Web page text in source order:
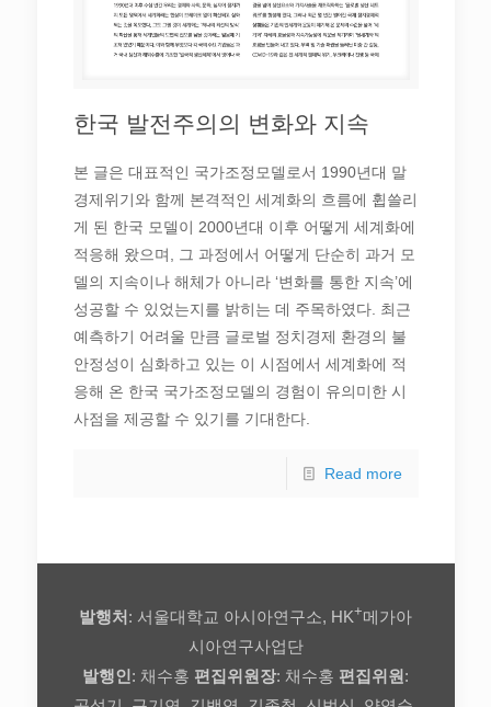
한국 발전주의의 변화와 지속
본 글은 대표적인 국가조정모델로서 1990년대 말
경제위기와 함께 본격적인 세계화의 흐름에 휩쓸리
게 된 한국 모델이 2000년대 이후 어떻게 세계화에
적응해 왔으며, 그 과정에서 어떻게 단순히 과거 모
델의 지속이나 해체가 아니라 ‘변화를 통한 지속’에
성공할 수 있었는지를 밝히는 데 주목하였다. 최근
예측하기 어려울 만큼 글로벌 정치경제 환경의 불
안정성이 심화하고 있는 이 시점에서 세계화에 적
응해 온 한국 국가조정모델의 경험이 유의미한 시
사점을 제공할 수 있기를 기대한다.
Read more
발행처 : 서울대학교 아시아연구소, HK+메가아
시아연구사업단
발행인 : 채수홍 편집위원장: 채수홍 편집위원 :